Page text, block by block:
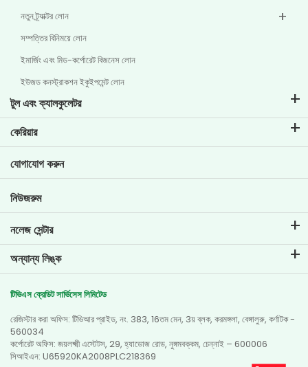
নতুন ট্র্যাক্টর লোন
সম্পত্তির বিনিময়ে লোন
ইমার্জিং এবং মিড-কর্পোরেট বিজনেস লোন
ইউজড কনস্ট্রাকশন ইকুইপমেন্ট লোন
টুল এবং ক্যালকুলেটর
ইএমআই ক্যালকুলেটর
টু-হুইলার লোনের ইএমআই ক্যালকুলেটার
গাড়ির ভ্যালুয়েশন টুল
কেরিয়ার
বর্তমান কর্মখালি
যোগাযোগ করুন
নিউজরুম
নলেজ সেন্টার
ব্লগ
এফএকিউ-গুলি
প্রশংসাপত্র
ফটো গ্যালারি
ভিডিও গ্যালারি
অন্যান্য লিঙ্ক
ডিলার লোকেটর
সাইটম্যাপ
টিভিএস ক্রেডিট সার্ভিসেস লিমিটেড
রেজিস্টার করা অফিস: টিভিআর প্রাইড, নং. 383, 16তম মেন, 3য় ব্লক, করমঙ্গলা, বেঙ্গালুরু, কর্ণাটক -
560034
কর্পোরেট অফিস: জয়লক্ষ্মী এস্টেটস, 29, হ্যাডোজ রোড, নুঙ্গমবক্কম, চেন্নাই – 600006
সিআইএন: U65920KA2008PLC218369